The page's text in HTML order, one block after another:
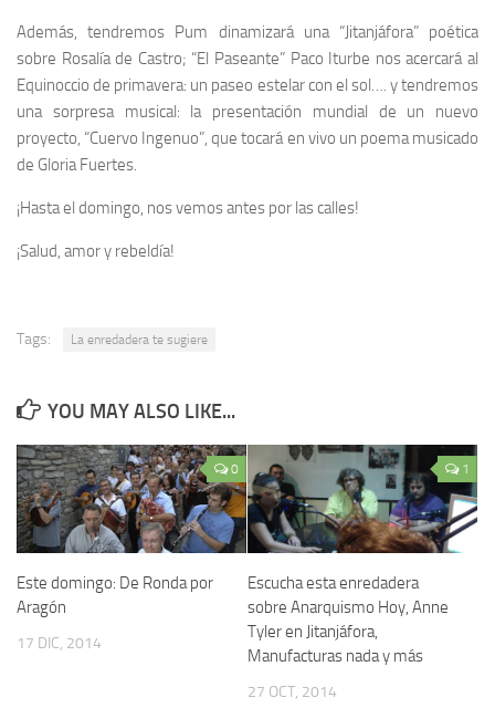
Además, tendremos Pum dinamizará una “Jitanjáfora” poética
sobre Rosalía de Castro; “El Paseante” Paco Iturbe nos acercará al
Equinoccio de primavera: un paseo estelar con el sol…. y tendremos
una sorpresa musical: la presentación mundial de un nuevo
proyecto, “Cuervo Ingenuo”, que tocará en vivo un poema musicado
de Gloria Fuertes.
¡Hasta el domingo, nos vemos antes por las calles!
¡Salud, amor y rebeldía!
Tags: La enredadera te sugiere
YOU MAY ALSO LIKE...
0
Este domingo: De Ronda por
Aragón
17 DIC, 2014
1
Escucha esta enredadera
sobre Anarquismo Hoy, Anne
Tyler en Jitanjáfora,
Manufacturas nada y más
27 OCT, 2014